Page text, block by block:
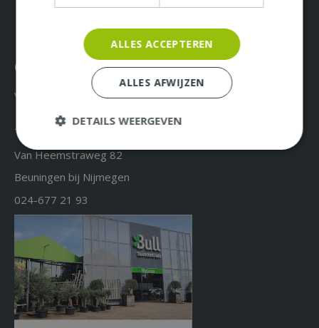
Over ons & Contact
Vacatures
Tuincentrum Bull
Van Heemstraweg 82
Beuningen bij Nijmegen
024-677 21 93
ALLES ACCEPTEREN
ALLES AFWIJZEN
DETAILS WEERGEVEN